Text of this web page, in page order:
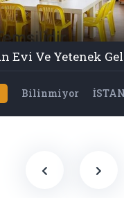
Bilinmiyor